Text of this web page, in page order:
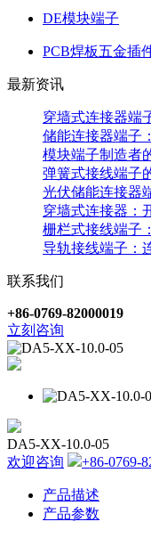
DE模块端子
PCB焊板五金插
最新资讯
穿墙式连接器端
储能连接器端子
模块端子制造者
弹簧式接线端子
光伏储能连接器
穿墙式连接器：
栅栏式接线端子
导轨接线端子：
联系我们
+86-0769-82000019
立刻咨询
DA5-XX-10.0-05
欢迎咨询
+86-0769-
产品描述
产品参数